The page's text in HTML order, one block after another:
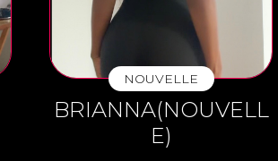
NOUVELLE
BRIANNA(NOUVELL
E)